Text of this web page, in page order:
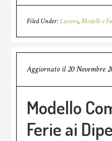
Filed Under:Lavoro,Modelli e
Aggiornato il20 Novembre
Modello
Ferie ai